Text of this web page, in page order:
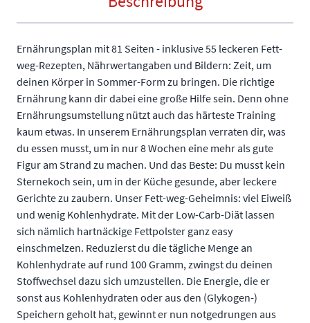
Ernährungsplan mit 81 Seiten - inklusive 55 leckeren Fett-
weg-Rezepten, Nährwertangaben und Bildern: Zeit, um
deinen Körper in Sommer-Form zu bringen. Die richtige
Ernährung kann dir dabei eine große Hilfe sein. Denn ohne
Ernährungsumstellung nützt auch das härteste Training
kaum etwas. In unserem Ernährungsplan verraten dir, was
du essen musst, um in nur 8 Wochen eine mehr als gute
Figur am Strand zu machen. Und das Beste: Du musst kein
Sternekoch sein, um in der Küche gesunde, aber leckere
Gerichte zu zaubern. Unser Fett-weg-Geheimnis: viel Eiweiß
und wenig Kohlenhydrate. Mit der Low-Carb-Diät lassen
sich nämlich hartnäckige Fettpolster ganz easy
einschmelzen. Reduzierst du die tägliche Menge an
Kohlenhydrate auf rund 100 Gramm, zwingst du deinen
Stoffwechsel dazu sich umzustellen. Die Energie, die er
sonst aus Kohlenhydraten oder aus den (Glykogen-)
Speichern geholt hat, gewinnt er nun notgedrungen aus